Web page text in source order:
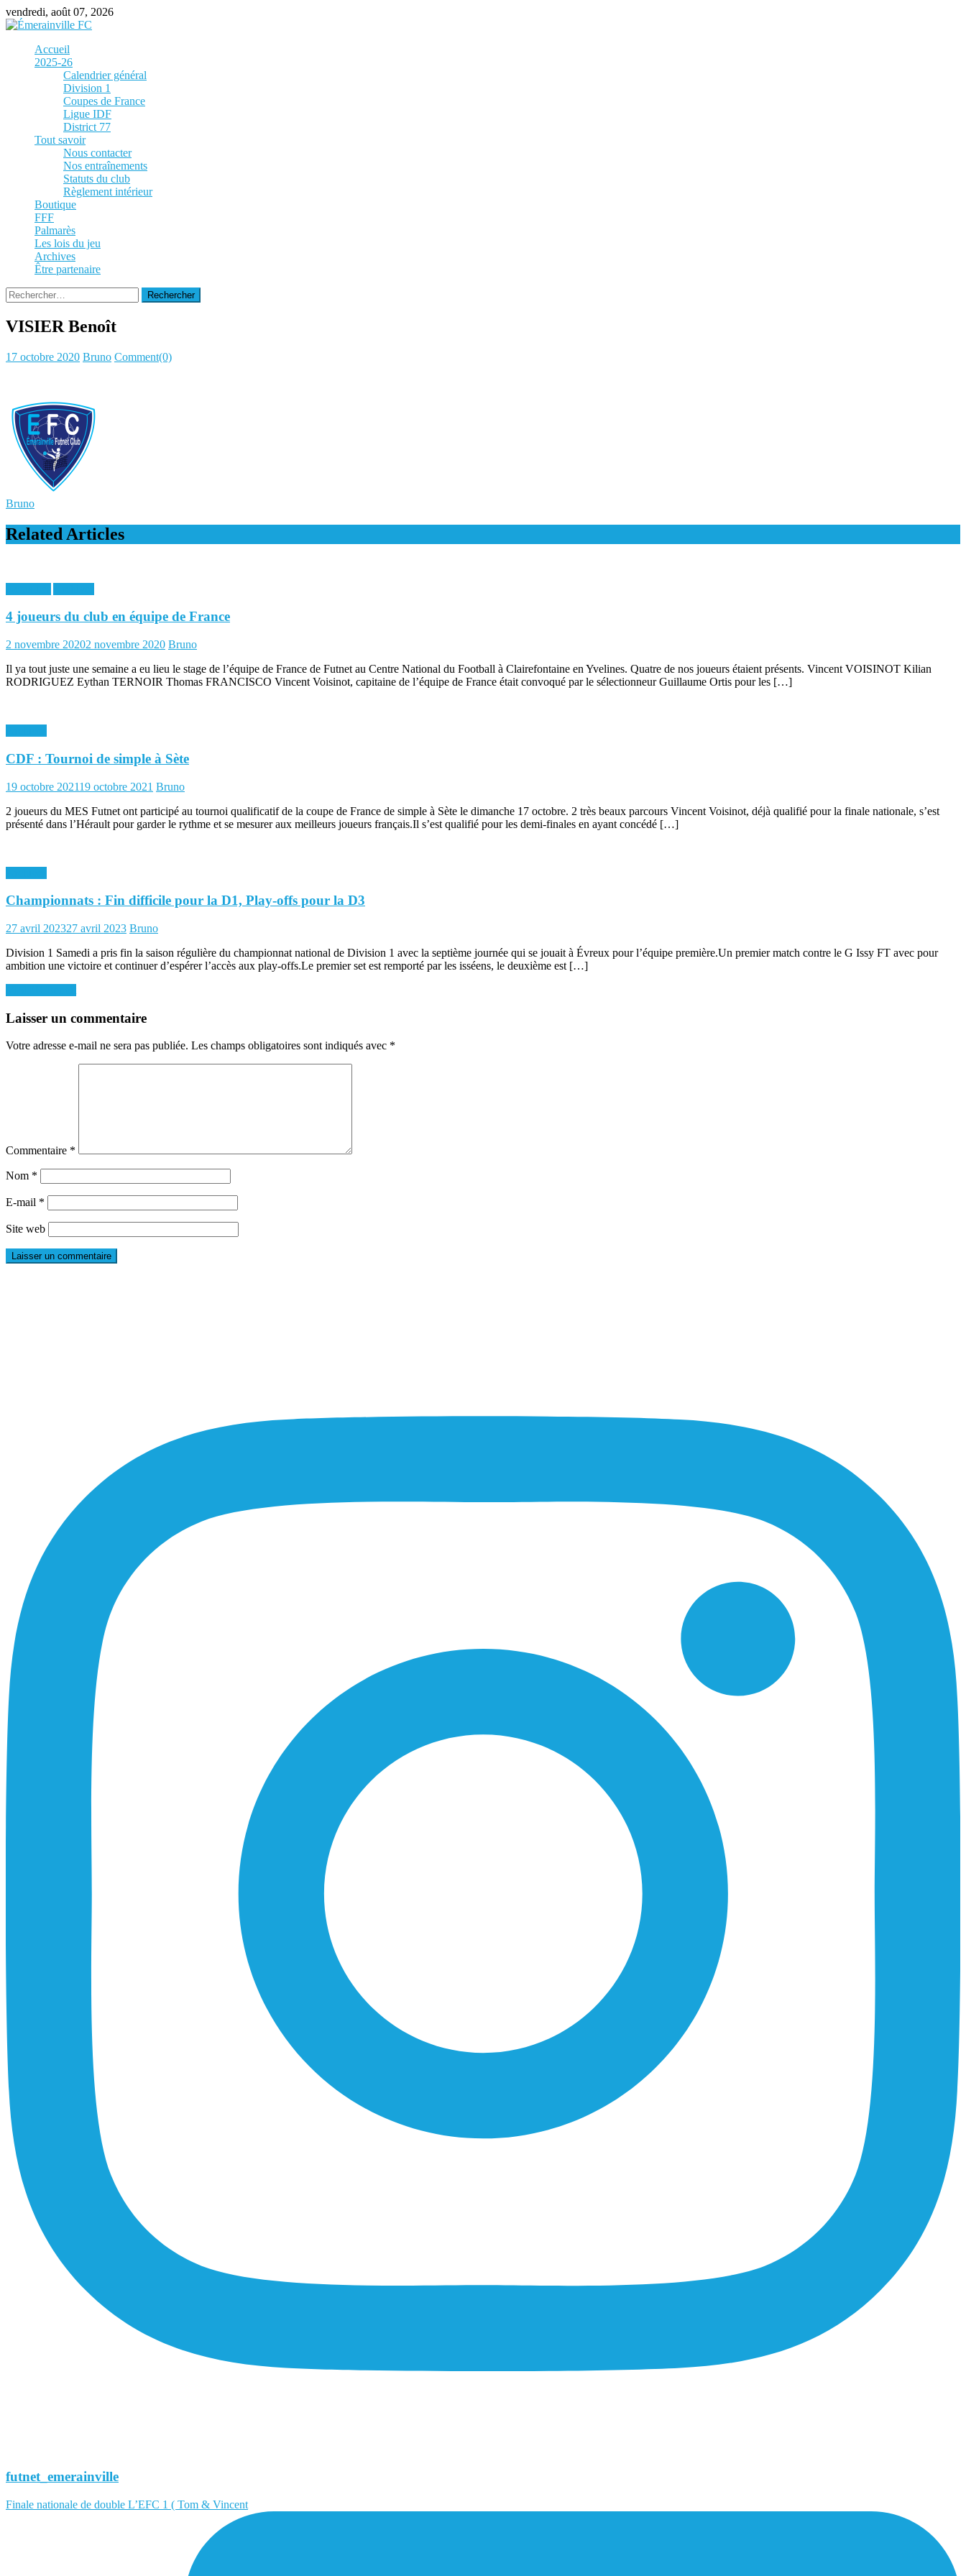
Skip
to
vendredi, août 07, 2026
Accueil
2025-26
Calendrier général
Division 1
Coupes de France
Ligue IDF
District 77
Tout savoir
Nous contacter
Nos entraînements
Statuts du club
Règlement intérieur
Boutique
FFF
Palmarès
Les lois du jeu
Archives
Être partenaire
Rechercher :
VISIER Benoît
Posted
17 octobre 2020 Author
Bruno Comment(0)
Bruno
Related Articles
4 joueurs du club en équipe de France
Posted
2 novembre 20202 novembre 2020 Author
Bruno
Il ya tout juste une semaine a eu lieu le stage de l’équipe de France de Futnet au Centre National du Football à Clairefontaine en Yvelines. Quatre de nos joueurs étaient présents. Vincent VOISINOT Kilian
RODRIGUEZ Eythan TERNOIR Thomas FRANCISCO Vincent Voisinot, capitaine de l’équipe de France était convoqué par le sélectionneur Guillaume Ortis pour les […]
CDF : Tournoi de simple à Sète
Posted
19 octobre 202119 octobre 2021 Author
Bruno
2 joueurs du MES Futnet ont participé au tournoi qualificatif de la coupe de France de simple à Sète le dimanche 17 octobre. 2 très beaux parcours Vincent Voisinot, déjà qualifié pour la finale nationale, s’est
présenté dans l’Hérault pour garder le rythme et se mesurer aux meilleurs joueurs français.Il s’est qualifié pour les demi-finales en ayant concédé […]
Championnats : Fin difficile pour la D1, Play-offs pour la D3
Posted
27 avril 202327 avril 2023 Author
Bruno
Division 1 Samedi a pris fin la saison régulière du championnat national de Division 1 avec la septième journée qui se jouait à Évreux pour l’équipe première.Un premier match contre le G Issy FT avec pour
ambition une victoire et continuer d’espérer l’accès aux play-offs.Le premier set est remporté par les isséens, le deuxième est […]
Navigation
de
Laisser un commentaire
Votre adresse e-mail ne sera pas publiée. Les champs obligatoires sont indiqués avec *
Commentaire *
Nom *
E-mail *
Site web
futnet_emerainville
Finale nationale de double L’EFC 1 ( Tom & Vincent